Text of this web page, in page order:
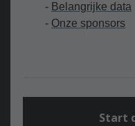
- Belangrijke data
- Onze sponsors
Start